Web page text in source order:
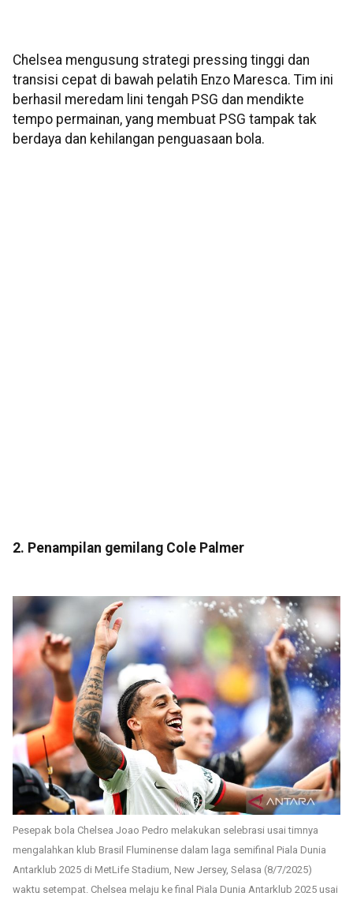
Chelsea mengusung strategi pressing tinggi dan
transisi cepat di bawah pelatih Enzo Maresca. Tim ini
berhasil meredam lini tengah PSG dan mendikte
tempo permainan, yang membuat PSG tampak tak
berdaya dan kehilangan penguasaan bola.
2. Penampilan gemilang Cole Palmer
Pesepak bola Chelsea Joao Pedro melakukan selebrasi usai timnya
mengalahkan klub Brasil Fluminense dalam laga semifinal Piala Dunia
Antarklub 2025 di MetLife Stadium, New Jersey, Selasa (8/7/2025)
waktu setempat. Chelsea melaju ke final Piala Dunia Antarklub 2025 usai